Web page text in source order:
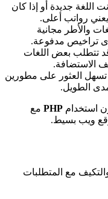
اللغة جديدة أو إذا كان
يعني رواتب أعلى.
والأطر مجانية
تراخيص مدفوعة.
تتطلب بعض اللغات
الاستضافة.
تسهل العثور على مطورين
الطويل.
استخدام PHP مع
ويب بسيط.
مع المتطلبات